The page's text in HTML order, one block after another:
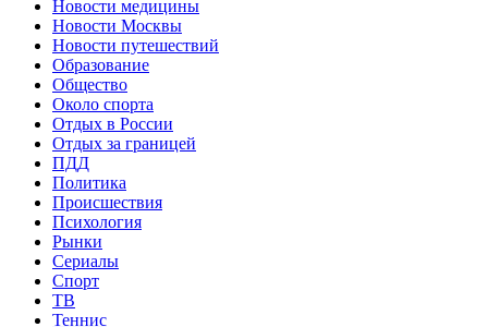
Новости медицины
Новости Москвы
Новости путешествий
Образование
Общество
Около спорта
Отдых в России
Отдых за границей
ПДД
Политика
Происшествия
Психология
Рынки
Сериалы
Спорт
ТВ
Теннис